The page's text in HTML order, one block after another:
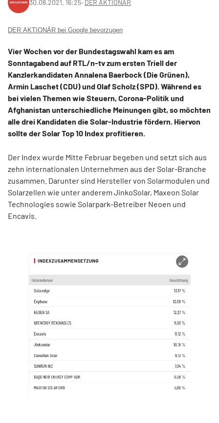
30.08.2021, 16:25‧ DER AKTIONÄR
DER AKTIONÄR bei Google bevorzugen
Vier Wochen vor der Bundestagswahl kam es am
Sonntagabend auf RTL/n-tv zum ersten Triell der
Kanzlerkandidaten Annalena Baerbock (Die Grünen),
Armin Laschet (CDU) und Olaf Scholz (SPD). Während es
bei vielen Themen wie Steuern, Corona-Politik und
Afghanistan unterschiedliche Meinungen gibt, so möchten
alle drei Kandidaten die Solar-Industrie fördern. Hiervon
sollte der Solar Top 10 Index profitieren.
Der Index wurde Mitte Februar begeben und setzt sich aus
zehn internationalen Unternehmen aus der Solar-Branche
zusammen. Darunter sind Hersteller von Solarmodulen und
Solarzellen wie unter anderem JinkoSolar, Maxeon Solar
Technologies sowie Solarpark-Betreiber Neoen und
Encavis.